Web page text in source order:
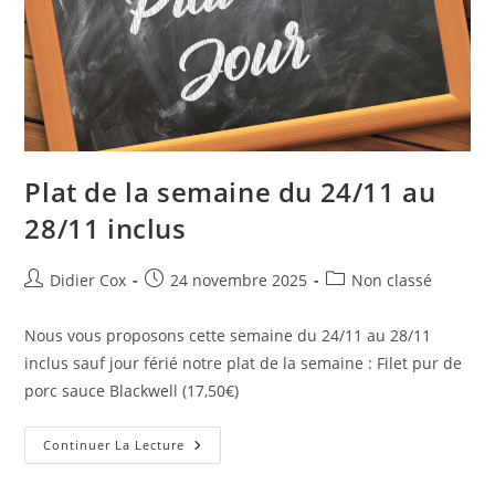
Plat de la semaine du 24/11 au
28/11 inclus
Didier Cox 24 novembre 2025 Non classé
Nous vous proposons cette semaine du 24/11 au 28/11
inclus sauf jour férié notre plat de la semaine : Filet pur de
porc sauce Blackwell (17,50€)
Continuer La Lecture